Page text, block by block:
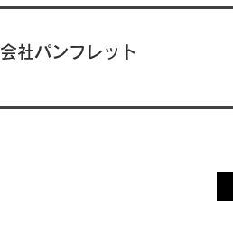
会社パンフレット